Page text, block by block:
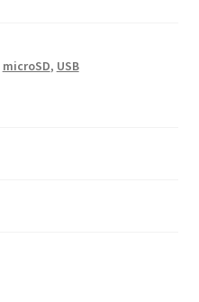
microSD, USB